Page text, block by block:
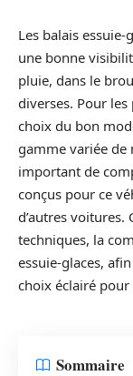
Les balais
une bonne
pluie, dans le
diverses. Pour
choix du bon
gamme variée de
important de
conçus pour ce
d’autres voitures.
techniques, la
essuie-glaces,
choix éclairé
Sommaire